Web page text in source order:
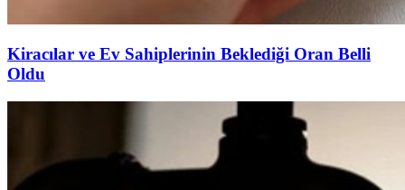
Kiracılar ve Ev Sahiplerinin Beklediği Oran Belli
Oldu